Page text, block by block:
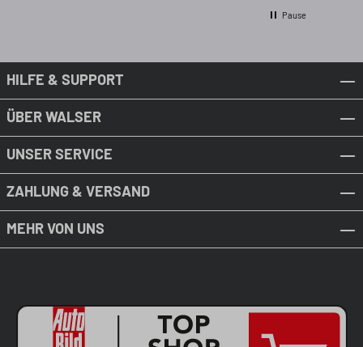
Pause
HILFE & SUPPORT
ÜBER WALSER
UNSER SERVICE
ZAHLUNG & VERSAND
MEHR VON UNS